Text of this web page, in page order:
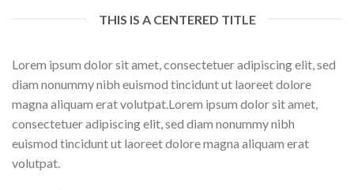
THIS IS A CENTERED TITLE
Lorem ipsum dolor sit amet, consectetuer adipiscing elit, sed
diam nonummy nibh euismod tincidunt ut laoreet dolore
magna aliquam erat volutpat.Lorem ipsum dolor sit amet,
consectetuer adipiscing elit, sed diam nonummy nibh
euismod tincidunt ut laoreet dolore magna aliquam erat
volutpat.